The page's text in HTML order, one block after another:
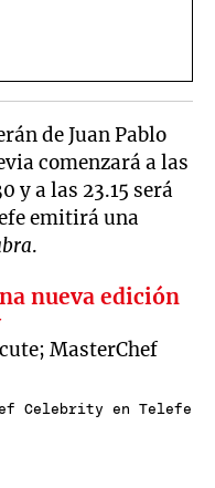
de Juan Pablo
comenzará a las
y a las 23.15 será
emitirá una
.
nueva edición
Celebrity en Telefe